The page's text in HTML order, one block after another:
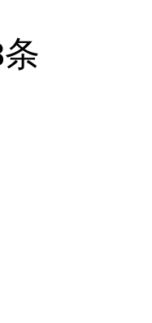
条